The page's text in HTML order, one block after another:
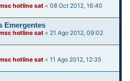
hotline sat «08 Oct 2012, 16:40
Emergentes
hotline sat « 21 Ago 2012, 09:02
hotline sat «11 Ago 2012, 12:35